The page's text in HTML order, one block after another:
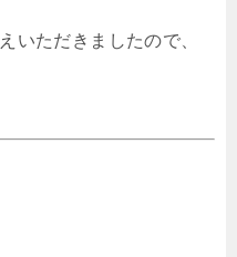
いただきましたので、